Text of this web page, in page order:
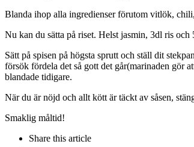
Blanda ihop alla ingredienser förutom vitlök,
Nu kan du sätta på riset. Helst jasmin, 3dl ris och
Sätt på spisen på högsta sprutt och ställ dit
försök fördela det så gott det går(marinaden gör
blandade tidigare.
När du är nöjd och allt kött är täckt av såsen,
Smaklig måltid!
Share this article